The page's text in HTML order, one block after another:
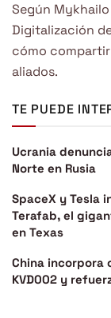
Según
Digitalización
cómo
aliados.
TE PUEDE
Ucrania
Norte en Rusia
SpaceX y Tesla
Terafab, el
en Texas
China incorpora
KVD002 y